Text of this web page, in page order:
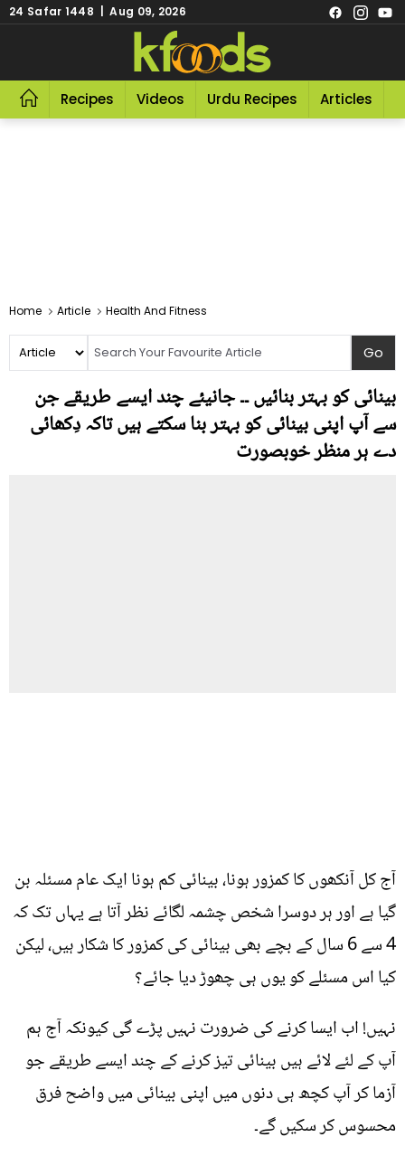
24 Safar 1448 | Aug 09, 2026
Recipes Videos Urdu Recipes Articles
Home Article Health And Fitness
بینائی کو بہتر بنائیں ۔۔ جانیئے چند ایسے طریقے جن
سے آپ اپنی بینائی کو بہتر بنا سکتے ہیں تاکہ دِکھائی
دے ہر منظر خوبصورت
آج کل آنکھوں کا کمزور ہونا، بینائی کم ہونا ایک عام مسئلہ بن
گیا ہے اور ہر دوسرا شخص چشمہ لگائے نظر آتا ہے یہاں تک کہ
4 سے 6 سال کے بچے بھی بینائی کی کمزور کا شکار ہیں، لیکن
کیا اس مسئلے کو یوں ہی چھوڑ دیا جائے؟
نہیں! اب ایسا کرنے کی ضرورت نہیں پڑے گی کیونکہ آج ہم
آپ کے لئے لائے ہیں بینائی تیز کرنے کے چند ایسے طریقے جو
آزما کر آپ کچھ ہی دنوں میں اپنی بینائی میں واضح فرق
محسوس کر سکیں گے۔